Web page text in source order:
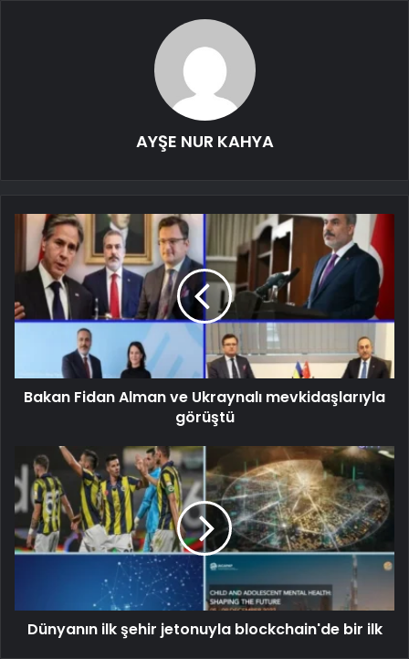
AYŞE NUR KAHYA
Bakan Fidan Alman ve Ukraynalı mevkidaşlarıyla
görüştü
Dünyanın ilk şehir jetonuyla blockchain'de bir ilk